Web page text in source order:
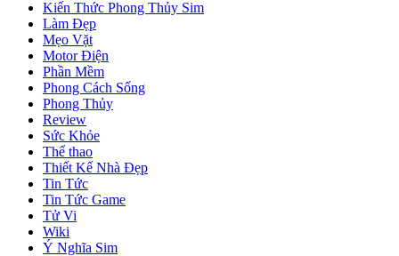
Kiến Thức Phong Thủy Sim
Làm Đẹp
Mẹo Vặt
Motor Điện
Phần Mềm
Phong Cách Sống
Phong Thủy
Review
Sức Khỏe
Thể thao
Thiết Kế Nhà Đẹp
Tin Tức
Tin Tức Game
Tử Vi
Wiki
Ý Nghĩa Sim